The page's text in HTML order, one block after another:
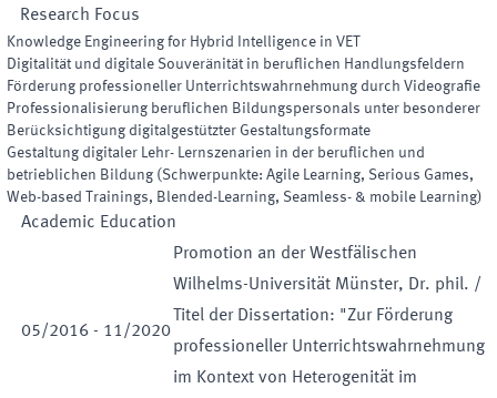
Research Focus
Knowledge Engineering for Hybrid Intelligence in VET
Digitalität und digitale Souveränität in beruflichen Handlungsfeldern
Förderung professioneller Unterrichtswahrnehmung durch Videografie
Professionalisierung beruflichen Bildungspersonals unter besonderer
Berücksichtigung digitalgestützter Gestaltungsformate
Gestaltung digitaler Lehr- Lernszenarien in der beruflichen und
betrieblichen Bildung (Schwerpunkte: Agile Learning, Serious Games,
Web-based Trainings, Blended-Learning, Seamless- & mobile Learning)
Academic Education
05/2016 - 11/2020
Promotion an der Westfälischen
Wilhelms-Universität Münster, Dr. phil. /
Titel der Dissertation: "Zur Förderung
professioneller Unterrichtswahrnehmung
im Kontext von Heterogenität im